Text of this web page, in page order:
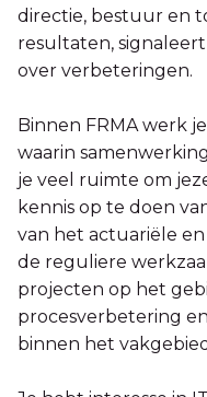
directie, bestuur en
resultaten, signaleert
over verbeteringen.
Binnen FRMA werk
waarin
je veel ruimte om
kennis op te doen
van het actuariële
de reguliere
projecten op het
procesverbetering
binnen het